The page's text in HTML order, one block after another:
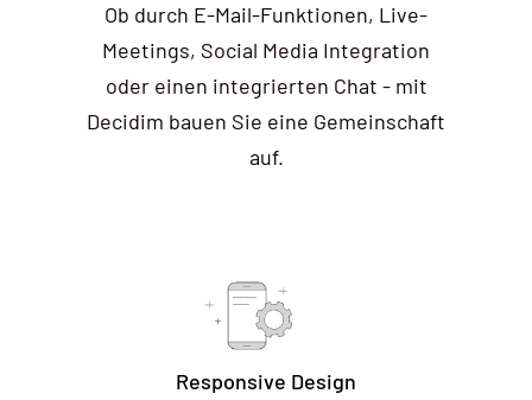
Ob durch E-Mail-Funktionen, Live-
Meetings, Social Media Integration
oder einen integrierten Chat - mit
Decidim bauen Sie eine Gemeinschaft
auf.
Responsive Design